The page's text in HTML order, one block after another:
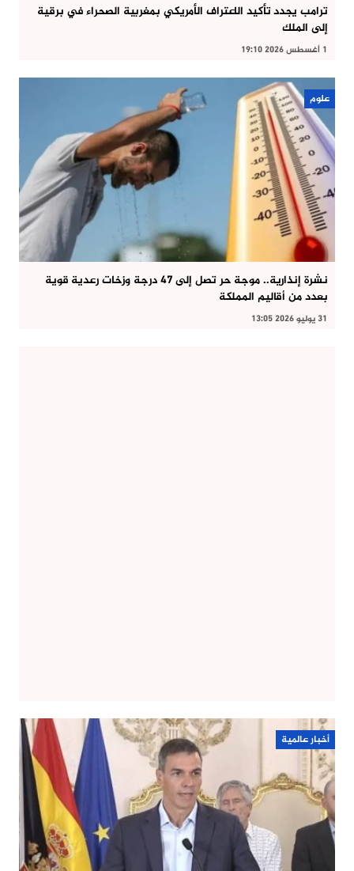
ترامب يجدد تأكيد الاعتراف الأمريكي بمغربية الصحراء في برقية
إلى الملك
1 أغسطس 2026 19:10
علوم
نشرة إنذارية.. موجة حر تصل إلى 47 درجة وزخات رعدية قوية
بعدد من أقاليم المملكة
31 يوليو 2026 13:05
أخبار عالمية